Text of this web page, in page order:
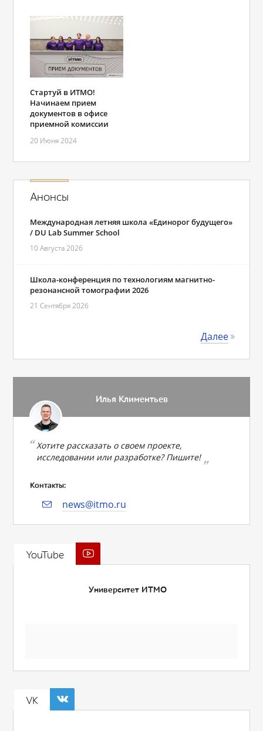
Стартуй в ИТМО!
Начинаем прием
документов в офисе
приемной комиссии
20 Июня 2024
Анонсы
Международная летняя школа «Единорог будущего»
/ DU Lab Summer School
10 Августа 2026
Школа-конференция по технологиям магнитно-
резонансной томографии 2026
21 Сентября 2026
Далее
Илья Климентьев
Хотите рассказать о своем проекте,
исследовании или разработке? Пишите!
Контакты:
news@itmo.ru
YouTube
Университет ИТМО
VK